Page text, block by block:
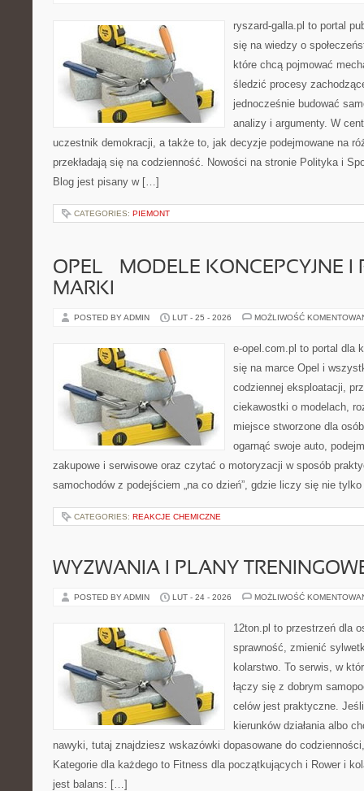
ryszard-galla.pl to portal
się na wiedzy o
które chcą pojmować
śledzić procesy
jednocześnie budować
analizy i argumenty. W
uczestnik demokracji, a także to, jak decyzje podejmowane na
przekładają się na codzienność. Nowości na stronie Polityka i
Blog jest pisany w […]
CATEGORIES: PIEMONT
OPEL – MODELE KONCEPCYJNE I
MARKI
POSTED BY ADMIN LUT - 25 - 2026 MOŻLIWOŚĆ
e-opel.com.pl to portal dla
się na marce Opel i
codziennej eksploatacji,
ciekawostki o modelach,
miejsce stworzone dla
ogarnąć swoje auto,
zakupowe i serwisowe oraz czytać o motoryzacji w sposób
samochodów z podejściem „na co dzień”, gdzie liczy się nie
CATEGORIES: REAKCJE CHEMICZNE
WYZWANIA I PLANY
POSTED BY ADMIN LUT - 24 - 2026 MOŻLIWOŚĆ
12ton.pl to przestrzeń dla
sprawność, zmienić
kolarstwo. To serwis, w
łączy się z dobrym
celów jest praktyczne.
kierunków działania albo
nawyki, tutaj znajdziesz wskazówki dopasowane do
Kategorie dla każdego to Fitness dla początkujących i Rower i
jest balans: […]